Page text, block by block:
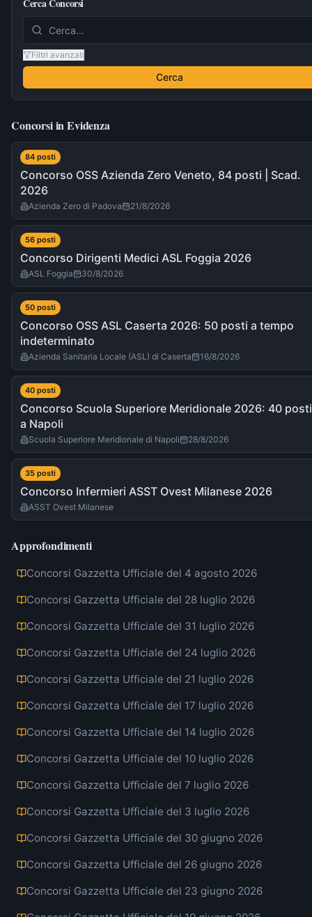
Cerca Concorsi
Filtri avanzati
Cerca
Concorsi in Evidenza
84 posti
Concorso OSS Azienda Zero Veneto, 84 posti | Scad.
2026
Azienda Zero di Padova 21/8/2026
56 posti
Concorso Dirigenti Medici ASL Foggia 2026
ASL Foggia 30/8/2026
50 posti
Concorso OSS ASL Caserta 2026: 50 posti a tempo
indeterminato
Azienda Sanitaria Locale (ASL) di Caserta 16/8/2026
40 posti
Concorso Scuola Superiore Meridionale 2026: 40 posti
a Napoli
Scuola Superiore Meridionale di Napoli 28/8/2026
35 posti
Concorso Infermieri ASST Ovest Milanese 2026
ASST Ovest Milanese
Approfondimenti
Concorsi Gazzetta Ufficiale del 4 agosto 2026
Concorsi Gazzetta Ufficiale del 28 luglio 2026
Concorsi Gazzetta Ufficiale del 31 luglio 2026
Concorsi Gazzetta Ufficiale del 24 luglio 2026
Concorsi Gazzetta Ufficiale del 21 luglio 2026
Concorsi Gazzetta Ufficiale del 17 luglio 2026
Concorsi Gazzetta Ufficiale del 14 luglio 2026
Concorsi Gazzetta Ufficiale del 10 luglio 2026
Concorsi Gazzetta Ufficiale del 7 luglio 2026
Concorsi Gazzetta Ufficiale del 3 luglio 2026
Concorsi Gazzetta Ufficiale del 30 giugno 2026
Concorsi Gazzetta Ufficiale del 26 giugno 2026
Concorsi Gazzetta Ufficiale del 23 giugno 2026